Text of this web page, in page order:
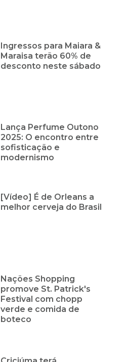
Ingressos para Maiara &
Maraisa terão 60% de
desconto neste sábado
Lança Perfume Outono
2025: O encontro entre
sofisticação e
modernismo
[Vídeo] É de Orleans a
melhor cerveja do Brasil
Nações Shopping
promove St. Patrick's
Festival com chopp
verde e comida de
boteco